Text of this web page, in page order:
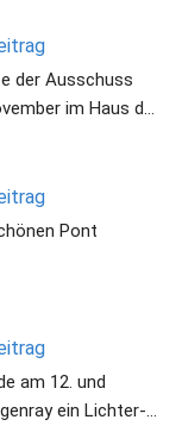
Und warum sie
will.
der Ausschuss
im Haus der
dich-nicht-
Besucher/innen
Sieger/die Siegerin
den die
Pont
am 12. und
ein Lichter-